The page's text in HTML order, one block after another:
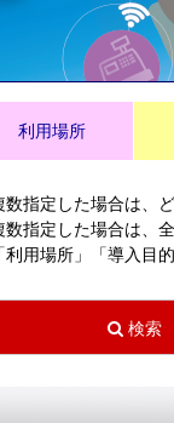
利用場所
指定した場合は、
指定した場合は、
用場所」「導入目